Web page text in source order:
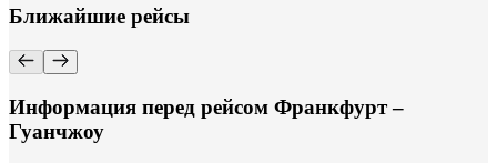
Ближайшие рейсы
Информация перед рейсом Франкфурт –
Гуанчжоу